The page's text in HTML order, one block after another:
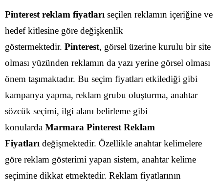
Pinterest reklam fiyatları seçilen reklamın içeriğine ve
hedef kitlesine göre değişkenlik
göstermektedir. Pinterest, görsel üzerine kurulu bir site
olması yüzünden reklamın da yazı yerine görsel olması
önem taşımaktadır. Bu seçim fiyatları etkilediği gibi
kampanya yapma, reklam grubu oluşturma, anahtar
sözcük seçimi, ilgi alanı belirleme gibi
konularda Marmara Pinterest Reklam
Fiyatları değişmektedir. Özellikle anahtar kelimelere
göre reklam gösterimi yapan sistem, anahtar kelime
seçimine dikkat etmektedir. Reklam fiyatlarının